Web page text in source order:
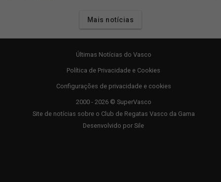
Mais notícias
Últimas Notícias do Vasco
Política de Privacidade e Cookies
Configurações de privacidade e cookies
2000 - 2026 © SuperVasco
Site de notícias sobre o Club de Regatas Vasco da Gama
Desenvolvido por Sile